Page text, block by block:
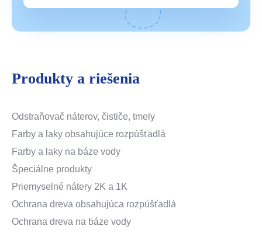
Produkty a riešenia
Odstraňovač náterov, čističe, tmely
Farby a laky obsahujúce rozpúšťadlá
Farby a laky na báze vody
Špeciálne produkty
Priemyselné nátery 2K a 1K
Ochrana dreva obsahujúca rozpúšťadlá
Ochrana dreva na báze vody